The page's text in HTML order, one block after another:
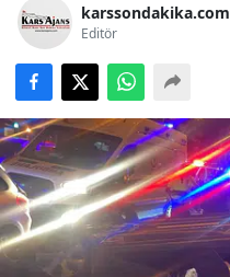
karssondakika.com
Editör